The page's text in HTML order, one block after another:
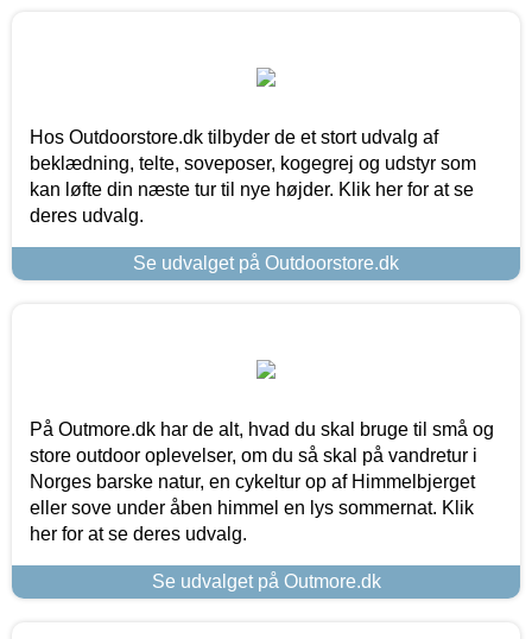
Hos Outdoorstore.dk tilbyder de et stort udvalg af
beklædning, telte, soveposer, kogegrej og udstyr som
kan løfte din næste tur til nye højder. Klik her for at se
deres udvalg.
Se udvalget på Outdoorstore.dk
På Outmore.dk har de alt, hvad du skal bruge til små og
store outdoor oplevelser, om du så skal på vandretur i
Norges barske natur, en cykeltur op af Himmelbjerget
eller sove under åben himmel en lys sommernat. Klik
her for at se deres udvalg.
Se udvalget på Outmore.dk